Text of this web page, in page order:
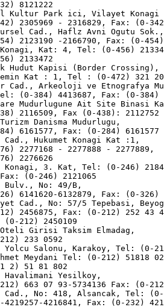
8121222
Kultur Park ici, Vilayet Konagi
2305969 - 2316829, Fax: (0-
Cad., Haflz Avni Ogutu
2123190 -2166790, Fax: (0-
Konagi, Kat: 4, Tel: (0-456)
2133472
Hudut Kapisi (Border Crossing),
Kat : 1, Tel : (0-472) 321
Cad., Arkeoloji ve Etnografya
(0-384) 4413687, Fax: (0-384)
Mudurlugune Ait Site Binasi
2116509, Fax (0-438): 2112752
Danisma Mudurlugu,
6161577, Fax: (0-284) 6161577
Hukumet Konagi Kat :1,
2277168 - 2277888 - 2277889,
2276626
3. Kat, Tel: (0-246)
(0-246) 2121065
Bulv., No: 49/B,
6141620-6132879, Fax: (0-326)
Cad., No: 57/5 Tepebasi,
2456875, Fax: (0-212) 252 43
(0-212) 2450109
Girisi Taksim Elmadag,
233 0592
Yolcu Salonu, Karakoy, Tel: (0-
Meydani Tel: (0-212) 51818
2) 51 81 802
Havalimani Yesilkoy,
663 07 93-5734136 Fax: (0-
No: 418, Alsancak, Tel: (0-
4219257-4216841, Fax: (0-232)